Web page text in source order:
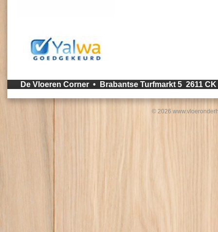
De Vloeren Corner • Brabantse Turfmarkt 5 2611
© 2026